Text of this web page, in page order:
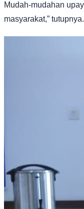
Mudah-mudahan
masyarakat,” tutupnya.